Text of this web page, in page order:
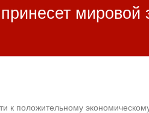
к положительному